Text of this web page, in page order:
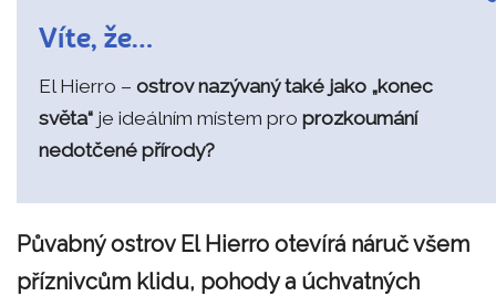
Víte, že…
El Hierro – ostrov nazývaný také jako „konec
světa“ je ideálním místem pro prozkoumání
nedotčené přírody?
Půvabný ostrov El Hierro otevírá náruč všem
příznivcům klidu, pohody a úchvatných